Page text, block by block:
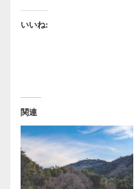
いいね:
関連